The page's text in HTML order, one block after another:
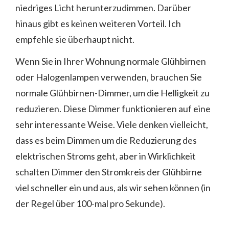
niedriges Licht herunterzudimmen. Darüber
hinaus gibt es keinen weiteren Vorteil. Ich
empfehle sie überhaupt nicht.
Wenn Sie in Ihrer Wohnung normale Glühbirnen
oder Halogenlampen verwenden, brauchen Sie
normale Glühbirnen-Dimmer, um die Helligkeit zu
reduzieren. Diese Dimmer funktionieren auf eine
sehr interessante Weise. Viele denken vielleicht,
dass es beim Dimmen um die Reduzierung des
elektrischen Stroms geht, aber in Wirklichkeit
schalten Dimmer den Stromkreis der Glühbirne
viel schneller ein und aus, als wir sehen können (in
der Regel über 100-mal pro Sekunde).